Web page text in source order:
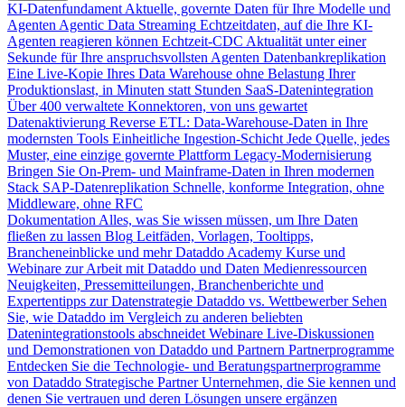
KI-Datenfundament Aktuelle, governte Daten für Ihre Modelle und
Agenten Agentic Data Streaming Echtzeitdaten, auf die Ihre KI-
Agenten reagieren können Echtzeit-CDC Aktualität unter einer
Sekunde für Ihre anspruchsvollsten Agenten Datenbankreplikation
Eine Live-Kopie Ihres Data Warehouse ohne Belastung Ihrer
Produktionslast, in Minuten statt Stunden SaaS-Datenintegration
Über 400 verwaltete Konnektoren, von uns gewartet
Datenaktivierung Reverse ETL: Data-Warehouse-Daten in Ihre
modernsten Tools Einheitliche Ingestion-Schicht Jede Quelle, jedes
Muster, eine einzige governte Plattform Legacy-Modernisierung
Bringen Sie On-Prem- und Mainframe-Daten in Ihren modernen
Stack SAP-Datenreplikation Schnelle, konforme Integration, ohne
Middleware, ohne RFC
Dokumentation Alles, was Sie wissen müssen, um Ihre Daten
fließen zu lassen Blog Leitfäden, Vorlagen, Tooltipps,
Brancheneinblicke und mehr Dataddo Academy Kurse und
Webinare zur Arbeit mit Dataddo und Daten Medienressourcen
Neuigkeiten, Pressemitteilungen, Branchenberichte und
Expertentipps zur Datenstrategie Dataddo vs. Wettbewerber Sehen
Sie, wie Dataddo im Vergleich zu anderen beliebten
Datenintegrationstools abschneidet Webinare Live-Diskussionen
und Demonstrationen von Dataddo und Partnern Partnerprogramme
Entdecken Sie die Technologie- und Beratungspartnerprogramme
von Dataddo Strategische Partner Unternehmen, die Sie kennen und
denen Sie vertrauen und deren Lösungen unsere ergänzen